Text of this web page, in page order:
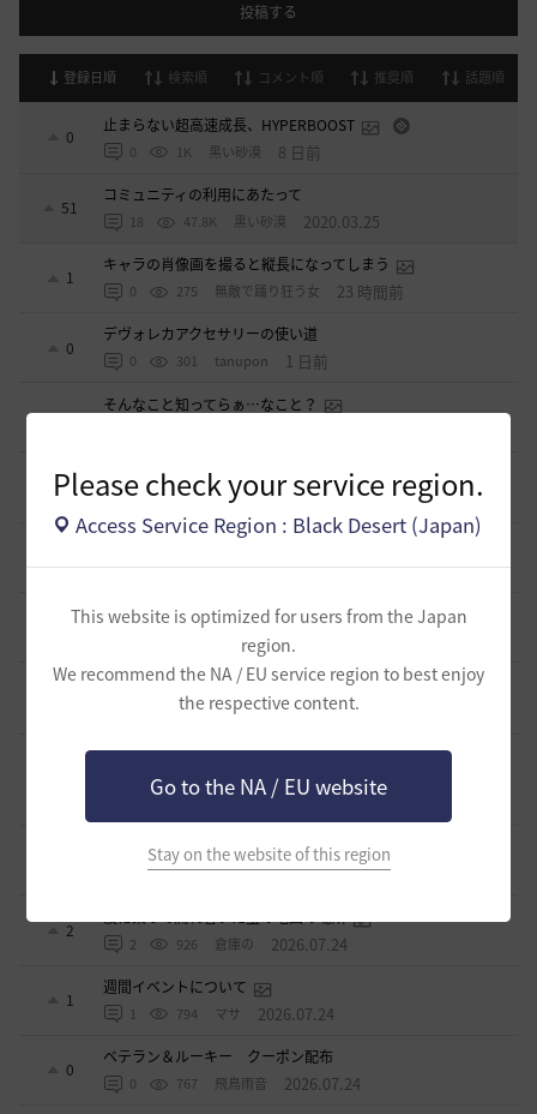
Please check your service region.
Access Service Region : Black Desert (Japan)
This website is optimized for users from the Japan
region.
We recommend the NA / EU service region to best enjoy
the respective content.
Go to the NA / EU website
Stay on the website of this region
投稿する
登録日順 検索順 コメント順 推奨順 話題順
0
止まらない超高速成長、HYPERBOOST
0 1K 黒い砂漠 8 日前
51
コミュニティの利用にあたって
18 47.8K 黒い砂漠 2020.03.25
1
キャラの肖像画を撮ると縦長になってしまう
0 275 無敵で踊り狂う女 23 時間前
0
デヴォレカアクセサリーの使い道
0 301 tanupon 1 日前
1
そんなこと知ってらぁ…なこと？
0
ミルの木遺跡(狩場)への行き方について
0 402 威璃亜-日本 2 日前
取引所の購入の仕方について
2 424 歩くマシュマロ-日本 3 日前
エマ・バルタリの記録日誌 9～12章について
飛鳥雨音 7 日前
止まらない超高速成長、HYPERBOOST
1K 黒い砂漠 8 日前
【ギルド名声】2026ハイデル宴会スクショ【どうなる？】
（2026年ギルド名声アプデリンク追記）
セルベリア
「怪しい袋」
1K ノウワン 2026.07.24
2
波に乗って流れ着いた宝の地図の場所
2 926 倉庫の 2026.07.24
1
週間イベントについて
1 794 マサ 2026.07.24
0
ベテラン＆ルーキー クーポン配布
0 767 飛鳥雨音 2026.07.24